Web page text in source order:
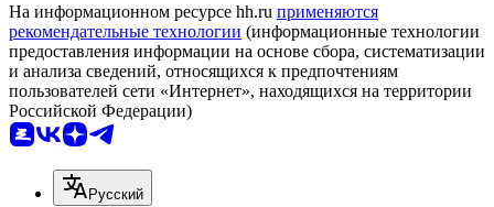
На информационном ресурсе hh.ru применяются
рекомендательные технологии (информационные технологии
предоставления информации на основе сбора, систематизации
и анализа сведений, относящихся к предпочтениям
пользователей сети «Интернет», находящихся на территории
Российской Федерации)
Русский